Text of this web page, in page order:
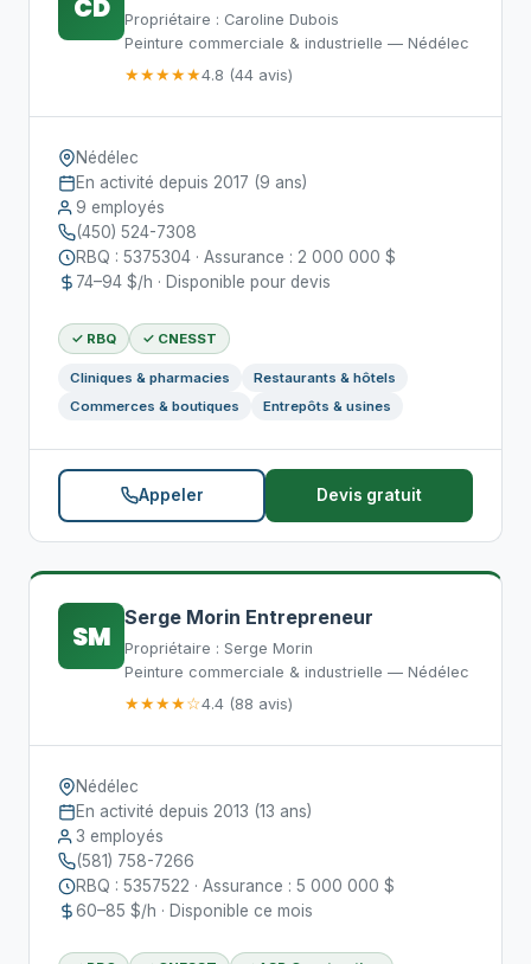
CD
Propriétaire : Caroline Dubois
Peinture commerciale & industrielle — Nédélec
★★★★★4.8 (44 avis)
Nédélec
En activité depuis 2017 (9 ans)
9 employés
(450) 524-7308
RBQ : 5375304 · Assurance : 2 000 000 $
74–94 $/h · Disponible pour devis
✓ RBQ ✓ CNESST
Cliniques & pharmacies
Restaurants & hôtels
Commerces & boutiques
Entrepôts & usines
Appeler Devis gratuit
SM
Serge Morin Entrepreneur
Propriétaire : Serge Morin
Peinture commerciale & industrielle — Nédélec
★★★★☆4.4 (88 avis)
Nédélec
En activité depuis 2013 (13 ans)
3 employés
(581) 758-7266
RBQ : 5357522 · Assurance : 5 000 000 $
60–85 $/h · Disponible ce mois